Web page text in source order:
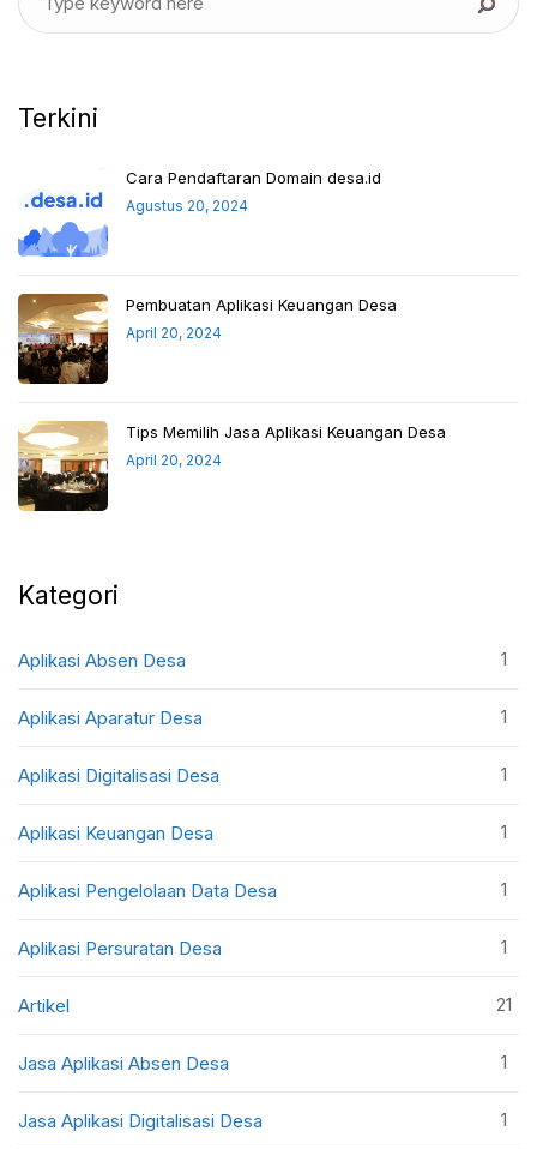
Terkini
Cara Pendaftaran Domain desa.id
Agustus 20, 2024
Pembuatan Aplikasi Keuangan Desa
April 20, 2024
Tips Memilih Jasa Aplikasi Keuangan Desa
April 20, 2024
Kategori
Aplikasi Absen Desa 1
Aplikasi Aparatur Desa 1
Aplikasi Digitalisasi Desa 1
Aplikasi Keuangan Desa 1
Aplikasi Pengelolaan Data Desa 1
Aplikasi Persuratan Desa 1
Artikel 21
Jasa Aplikasi Absen Desa 1
Jasa Aplikasi Digitalisasi Desa 1